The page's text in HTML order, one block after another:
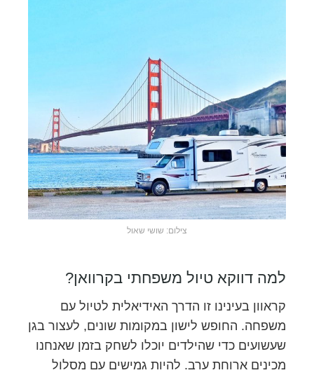
צילום: שושי שאול
למה דווקא טיול משפחתי בקרוואן?
קראוון בעינינו זו הדרך האידיאלית לטיול עם
משפחה. החופש לישון במקומות שונים, לעצור בגן
שעשועים כדי שהילדים יוכלו לשחק בזמן שאנחנו
מכינים ארוחת ערב. להיות גמישים עם מסלול